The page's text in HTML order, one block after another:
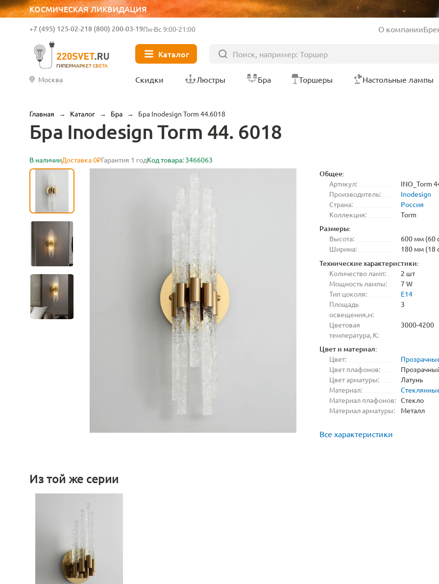
КОСМИЧЕСКАЯ ЛИКВИДАЦИЯ
ГИПЕРМАРКЕТ СВЕТА
+7 (495) 125-02-218 (800) 200-03-19Пн-Вс 9:00-21:00 О компании
Каталог
Москва Скидки Люстры Бра Торшеры Настольные лампы
Главная → Каталог → Бра → Бра Inodesign Torm 44.6018
Бра Inodesign Torm 44. 6018
В наличииДоставка 0₽Гарантия 1 годКод товара: 3466063
Общее:
Артикул:
INO_Torm
Производитель:
Inodesign
Страна:
Россия
Коллекция:
Torm
Размеры:
Высота:
600 мм (60
Ширина:
180 мм (18
Технические характеристики:
Количество ламп:
2 шт
Мощность лампы:
7 W
Тип цоколя:
E14
Площадь
освещения,м:
3
Цветовая
температура, K:
3000-4200
Цвет и материал:
Цвет:
Цвет плафонов:
Цвет арматуры:
Латунь
Материал:
Материал плафонов: Стекло
Материал арматуры:
Металл
Все характеристики
Из той же серии